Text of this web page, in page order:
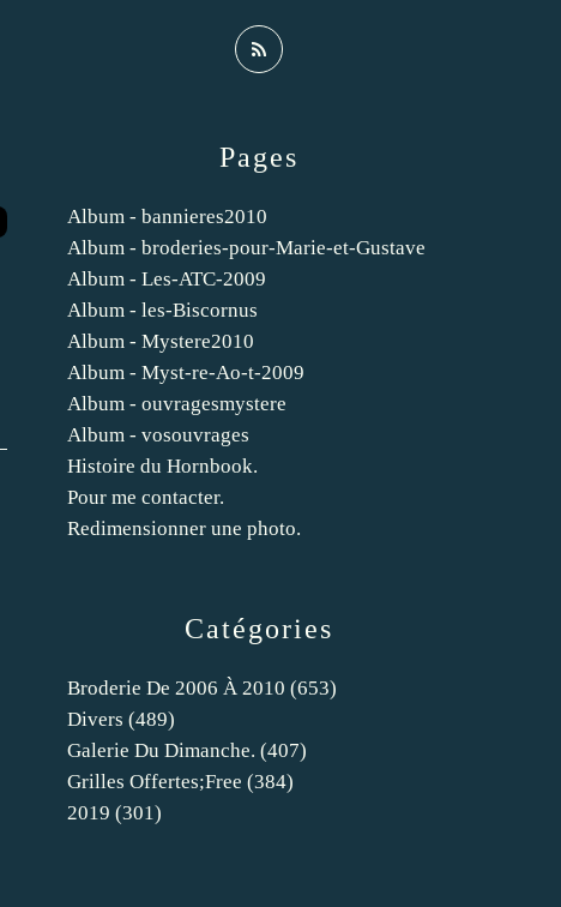
Catégories
Broderie De 2006 À 2010 (653)
Divers (489)
Galerie Du Dimanche. (407)
Grilles Offertes;free (384)
2019 (301)
Pages
Album - bannieres2010
Album - broderies-pour-Marie-et-Gustave
Album - Les-ATC-2009
Album - les-Biscornus
Album - Mystere2010
Album - Myst-re-Ao-t-2009
Album - ouvragesmystere
Album - vosouvrages
Histoire du Hornbook.
Pour me contacter.
Redimensionner une photo.